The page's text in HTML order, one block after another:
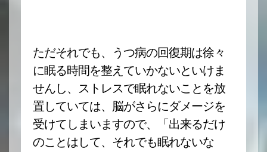
ただそれでも、うつ病の回復期は徐々
に眠る時間を整えていかないといけま
せんし、ストレスで眠れないことを放
置していては、脳がさらにダメージを
受けてしまいますので、「出来るだけ
のことはして、それでも眠れないな